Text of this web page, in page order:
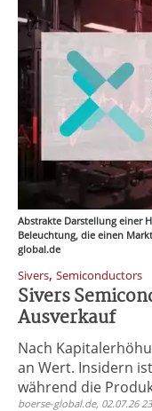
Abstrakte Darstellung einer
Beleuchtung, die einen
global.de
Sivers, Semiconductors
Sivers
Ausverkauf
Nach
an Wert. Insidern
während die
boerse-global.de, 02.07.26